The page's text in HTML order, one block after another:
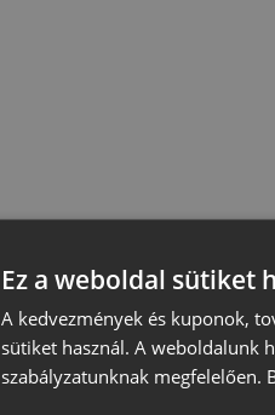
Ez a weboldal sütiket
A kedvezmények és kuponok,
sütiket használ. A weboldalunk
szabályzatunknak megfelelően.